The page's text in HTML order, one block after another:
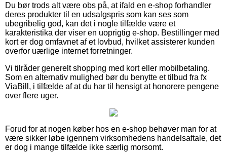
Du bør trods alt være obs på, at ifald en e-shop forhandler
deres produkter til en udsalgspris som kan ses som
ubegribelig god, kan det i nogle tilfælde være et
karakteristika der viser en uoprigtig e-shop. Bestillinger med
kort er dog omfavnet af et lovbud, hvilket assisterer kunden
overfor uærlige internet forretninger.
Vi tilråder generelt shopping med kort eller mobilbetaling.
Som en alternativ mulighed bør du benytte et tilbud fra fx
ViaBill, i tilfælde af at du har til hensigt at honorere pengene
over flere uger.
Forud for at nogen køber hos en e-shop behøver man for at
være sikker løbe igennem virksomhedens handelsaftale, det
er dog i mange tilfælde ikke særlig morsomt.